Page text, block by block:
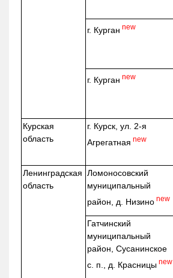
г. Курган new
г. Курган new
Курская
область
г. Курск, ул. 2-я
Агрегатная new
Ленинградская
область
Ломоносовский
муниципальный
район, д. Низино new
Гатчинский
муниципальный
район, Сусанинское
с. п., д. Красницы new